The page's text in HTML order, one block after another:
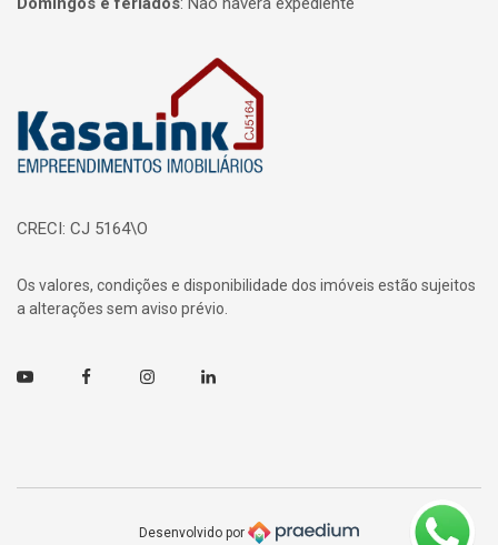
CRECI: CJ 5164\O
Os valores, condições e disponibilidade dos imóveis estão sujeitos
a alterações sem aviso prévio.
Youtube FacebookInstagramLinkedin
Desenvolvido por